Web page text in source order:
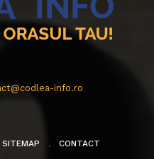
info.ro
SITEMAP CONTACT